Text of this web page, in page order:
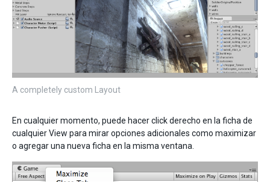
A completely custom Layout
En cualquier momento, puede hacer click derecho en la ficha de
cualquier View para mirar opciones adicionales como maximizar
o agregar una nueva ficha en la misma ventana.